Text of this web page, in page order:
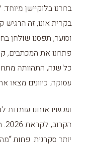
בחרנו בלוקיישן
בקרית אונו, זה
וסוער, תפסנו שולחן
פתחנו את המכתבים,
כל שנה, התהוותה
עסוקה. כיוונים
ועכשיו אנחנו
יותר סקרנית. פחות